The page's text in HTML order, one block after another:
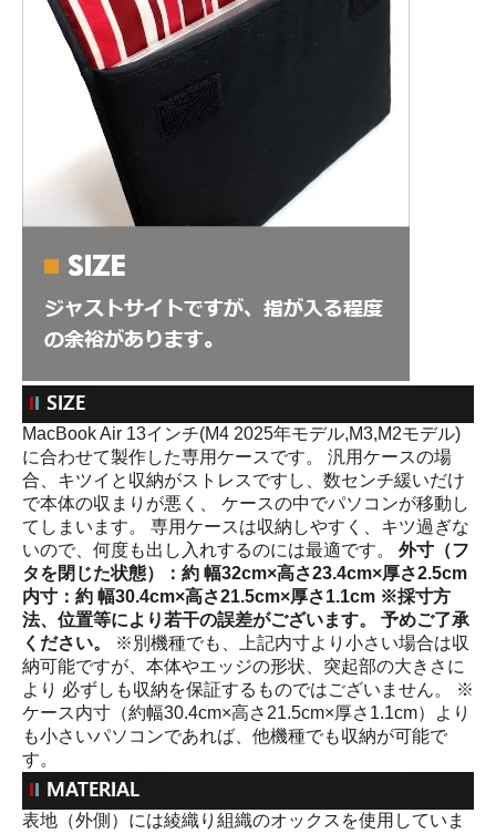
MacBook Air 13インチ(M4 2025年モデル,M3,M2モデル)
に合わせて製作した専用ケースです。 汎用ケースの場
合、キツイと収納がストレスですし、数センチ緩いだけ
で本体の収まりが悪く、 ケースの中でパソコンが移動し
てしまいます。 専用ケースは収納しやすく、キツ過ぎな
いので、何度も出し入れするのには最適です。 外寸（フ
タを閉じた状態）：約 幅32cm×高さ23.4cm×厚さ2.5cm
内寸：約 幅30.4cm×高さ21.5cm×厚さ1.1cm ※採寸方
法、位置等により若干の誤差がございます。 予めご了承
ください。
※別機種でも、上記内寸より小さい場合は収
納可能ですが、本体やエッジの形状、突起部の大きさに
より 必ずしも収納を保証するものではございません。 ※
ケース内寸（約幅30.4cm×高さ21.5cm×厚さ1.1cm）より
も小さいパソコンであれば、他機種でも収納が可能で
す。
表地（外側）には綾織り組織のオックスを使用していま